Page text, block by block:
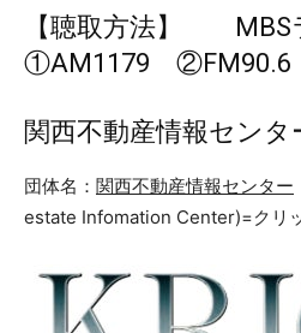
【聴取方法】
①AM1179 ②FM90.6
関西不動産情報セン
団体名： 関西不動産情報センター
estate Infomation Center)=クリッ